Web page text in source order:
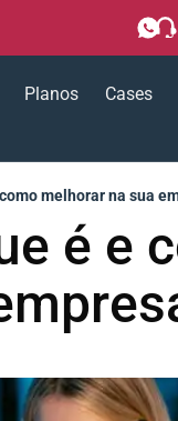
Planos Cases
melhorar na sua
é e